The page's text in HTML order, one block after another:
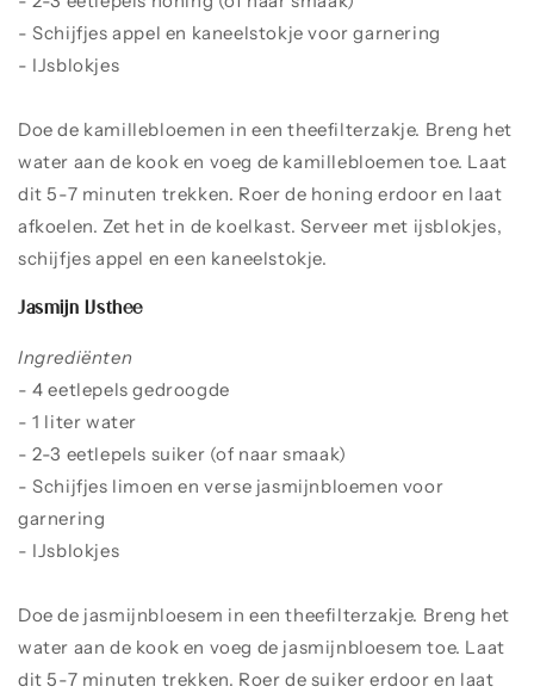
- Schijfjes appel en kaneelstokje voor garnering
- IJsblokjes
Doe de kamillebloemen in een theefilterzakje. Breng het
water aan de kook en voeg de kamillebloemen toe. Laat
dit 5-7 minuten trekken. Roer de honing erdoor en laat
afkoelen. Zet het in de koelkast. Serveer met ijsblokjes,
schijfjes appel en een kaneelstokje.
Jasmijn IJsthee
Ingrediënten
- 4 eetlepels gedroogde
- 1 liter water
- 2-3 eetlepels suiker (of naar smaak)
- Schijfjes limoen en verse jasmijnbloemen voor
garnering
- IJsblokjes
Doe de jasmijnbloesem in een theefilterzakje. Breng het
water aan de kook en voeg de jasmijnbloesem toe. Laat
dit 5-7 minuten trekken. Roer de suiker erdoor en laat